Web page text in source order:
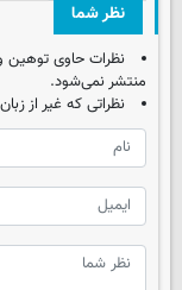
نظر شما
نظرات حاوی
منتشر نمی‌شود.
نظراتی که غیر از